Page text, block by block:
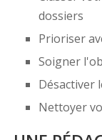
dossiers
Prioriser
Soigner
Désactiver
Nettoyer